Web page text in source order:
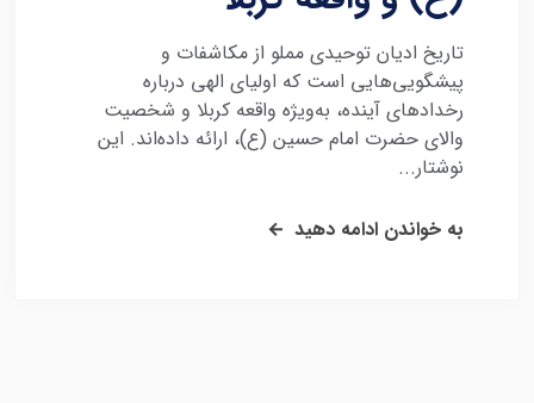
تاریخ ادیان توحیدی مملو از مکاشفات و
پیشگویی‌هایی است که اولیای الهی درباره
رخدادهای آینده، به‌ویژه واقعه کربلا و شخصیت
والای حضرت امام حسین (ع)، ارائه داده‌اند. این
نوشتار...
به خواندن ادامه دهید